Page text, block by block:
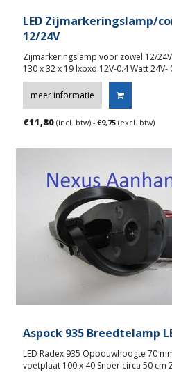
LED Zijmarkeringslamp/
12/24V
Zijmarkeringslamp voor zowel 12/
130 x 32 x 19 lxbxd 12V-0.4 Watt 24V-
meer informatie
€11,80 (incl. btw) - €9,75(excl. btw)
Aspock 935 Breedtelamp
LED Radex 935 Opbouwhoogte 70
voetplaat 100 x 40 Snoer circa 50 cm